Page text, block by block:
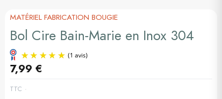
MATÉRIEL FABRICATION BOUGIE
Bol Cire Bain-Marie en Inox 304
7,99 €
TTC